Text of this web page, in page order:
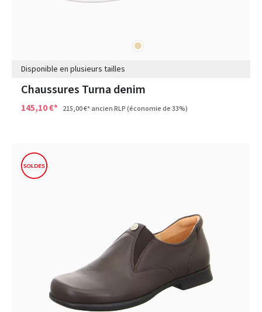
beige
Disponible en plusieurs tailles
Chaussures Turna denim
145,10 €* 215,00 €*ancien RLP(économie de 33%)